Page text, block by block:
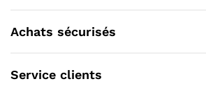
Achats sécurisés
Service clients